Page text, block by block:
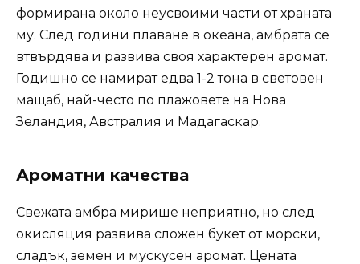
формирана около неусвоими части от храната
му. След години плаване в океана, амбрата се
втвърдява и развива своя характерен аромат.
Годишно се намират едва 1-2 тона в световен
мащаб, най-често по плажовете на Нова
Зеландия, Австралия и Мадагаскар.
Ароматни качества
Свежата амбра мирише неприятно, но след
окисляция развива сложен букет от морски,
сладък, земен и мускусен аромат. Цената